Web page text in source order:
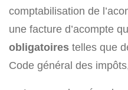
comptabilisation de
une facture d’acompte
obligatoires telles que
Code général des